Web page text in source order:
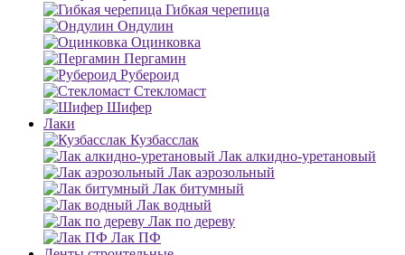
Гибкая черепица
Ондулин
Оцинковка
Пергамин
Рубероид
Стекломаст
Шифер
Лаки
Кузбасслак
Лак алкидно-уретановый
Лак аэрозольный
Лак битумный
Лак водный
Лак по дереву
Лак ПФ